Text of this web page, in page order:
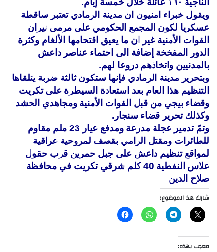
الناجية ١٦٠ عائلة خلال خمسة إيام
.
ويقول خبراء امنيون ان مدينة الرمادي تعتبر ساقطة
عسكريا لكون المجمع الحكومي على مرمى نيران
القوات الأمنية غير ان ما يعيق اقتحامها الألغام وكثرة
الدور المفخخة إضافة الى احتماء عناصر داعش
بالمدنيين واتخاذهم دروعا لهم.
وبتحرير مدينة الرمادي فإنها ستكون ثالثة ضربة يتلقاها
التنظيم هذا العام بعد استعادة السيطرة على تكريت
وقضاء بيجي من قبل القوات الأمنية ومجاهدي الحشد
وكذلك تحرير قضاء سنجار .
وتمّ تدمير عجلة مدرعة ومدفع عيار 23 ملم مقاوم
للطائرات ومقتل الرامي بقصف لمروحية عراقية
لمواقع تنظيم داعش على جبل حمرين قرب حقول
علاس النفطية 40 كلم شرقي تكريت في محافظة
صلاح الدين
شارك هذا الموضوع:
معجب بهذه: